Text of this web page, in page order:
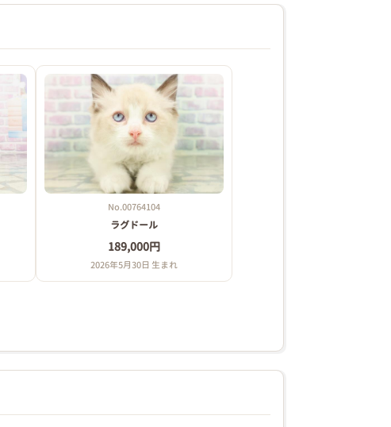
No.00764104
ラグドール
189,000円
2026年5月30日 生まれ